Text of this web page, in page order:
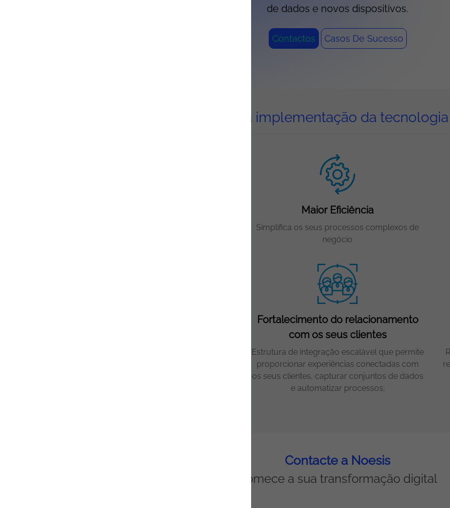
de dados e novos dispositivos.
Contactos Casos De Sucesso
Benefícios da implementação da
Maior Eficiência
Simplifica os seus processos complexos de
negócio
Fortalecimento do relacionamento
com os seus clientes
Estrutura de integração escalável que permite
proporcionar experiências conectadas com
os seus clientes, capturar conjuntos de dados
e automatizar processos;
Contacte a Noesis
Comece a sua transformação digital